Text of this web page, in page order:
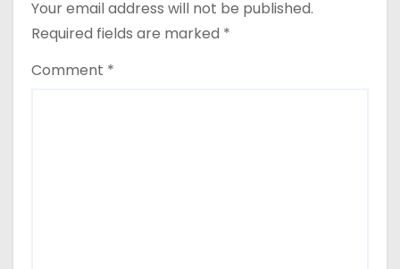
Your email address will not be published.
Required fields are marked *
Comment *